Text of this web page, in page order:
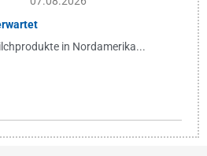
in Nordamerika...